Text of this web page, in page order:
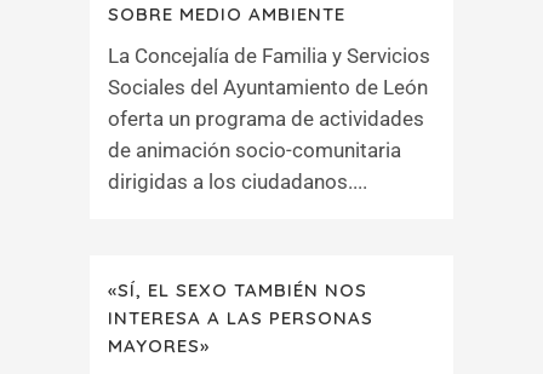
SOBRE MEDIO AMBIENTE
La Concejalía de Familia y Servicios
Sociales del Ayuntamiento de León
oferta un programa de actividades
de animación socio-comunitaria
dirigidas a los ciudadanos....
«SÍ, EL SEXO TAMBIÉN NOS
INTERESA A LAS PERSONAS
MAYORES»